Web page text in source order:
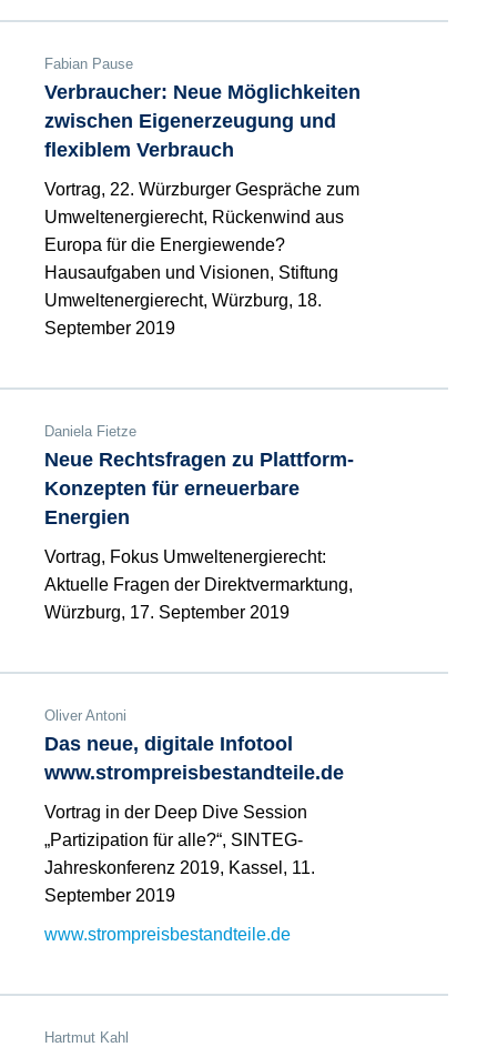
Fabian Pause
Verbraucher: Neue Möglichkeiten
zwischen Eigenerzeugung und
flexiblem Verbrauch
Vortrag, 22. Würzburger Gespräche zum
Umweltenergierecht, Rückenwind aus
Europa für die Energiewende?
Hausaufgaben und Visionen, Stiftung
Umweltenergierecht, Würzburg, 18.
September 2019
Daniela Fietze
Neue Rechtsfragen zu Plattform-
Konzepten für erneuerbare
Energien
Vortrag, Fokus Umweltenergierecht:
Aktuelle Fragen der Direktvermarktung,
Würzburg, 17. September 2019
Oliver Antoni
Das neue, digitale Infotool
www.strompreisbestandteile.de
Vortrag in der Deep Dive Session
„Partizipation für alle?“, SINTEG-
Jahreskonferenz 2019, Kassel, 11.
September 2019
www.strompreisbestandteile.de
Hartmut Kahl